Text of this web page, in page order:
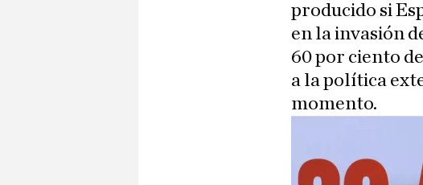
producido si
en la invasión
60 por ciento
a la política
momento.